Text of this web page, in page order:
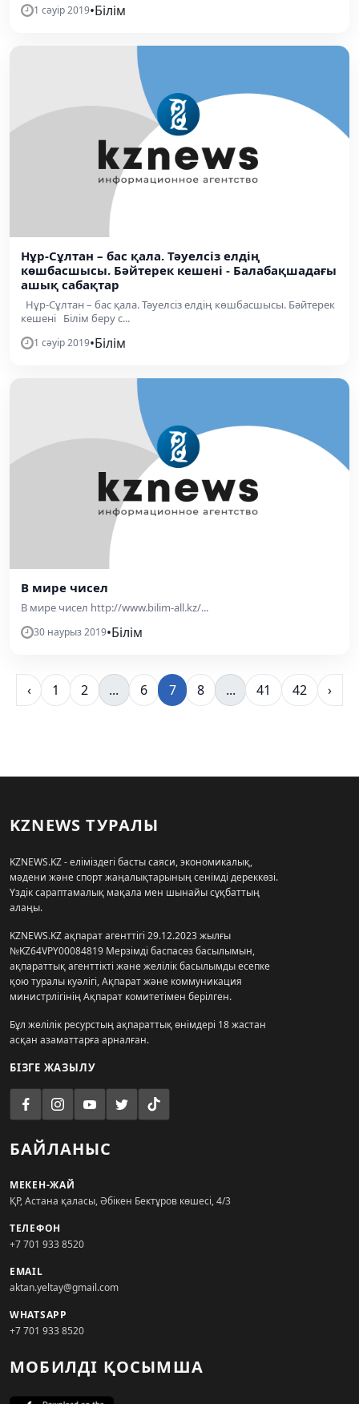
1 сәуір 2019•Білім
Нұр-Сұлтан – бас қала. Тәуелсіз елдің
көшбасшысы. Бәйтерек кешені - Балабақшадағы
ашық сабақтар
Нұр-Сұлтан – бас қала. Тәуелсіз елдің көшбасшысы. Бәйтерек
кешені Білім беру с...
1 сәуір 2019•Білім
В мире чисел
В мире чисел http://www.bilim-all.kz/...
30 наурыз 2019•Білім
‹ 1 2 ... 6 7 8 ... 41 42 ›
KZNEWS ТУРАЛЫ
KZNEWS.KZ - еліміздегі басты саяси, экономикалық,
мәдени және спорт жаңалықтарының сенімді дереккөзі.
Үздік сараптамалық мақала мен шынайы сұқбаттың
алаңы.
KZNEWS.KZ ақпарат агенттігі 29.12.2023 жылғы
№KZ64VPY00084819 Мерзімді баспасөз басылымын,
ақпараттық агенттікті және желілік басылымды есепке
қою туралы куәлігі, Ақпарат және коммуникация
министрлігінің Ақпарат комитетімен берілген.
Бұл желілік ресурстың ақпараттық өнімдері 18 жастан
асқан азаматтарға арналған.
БІЗГЕ ЖАЗЫЛУ
БАЙЛАНЫС
МЕКЕН-ЖАЙ
ҚР, Астана қаласы, Әбікен Бектұров көшесі, 4/3
ТЕЛЕФОН
+7 701 933 8520
EMAIL
aktan.yeltay@gmail.com
WHATSAPP
+7 701 933 8520
МОБИЛДІ ҚОСЫМША